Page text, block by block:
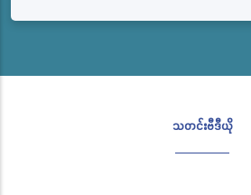
သတင်းဗီဒီယို